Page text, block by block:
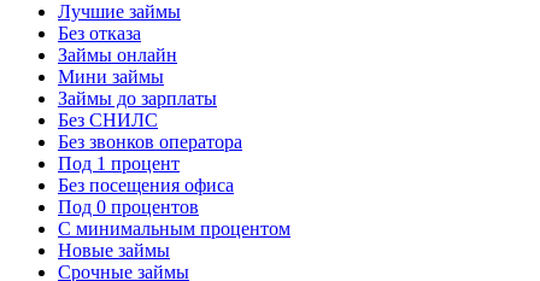
Лучшие займы
Без отказа
Займы онлайн
Мини займы
Займы до зарплаты
Без СНИЛС
Без звонков оператора
Под 1 процент
Без посещения офиса
Под 0 процентов
С минимальным процентом
Новые займы
Срочные займы